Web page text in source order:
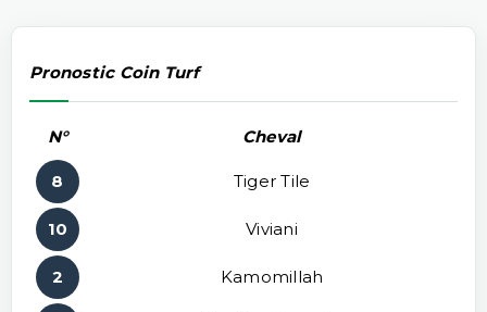
Pronostic Coin Turf
N° Cheval
8 Tiger Tile
10 Viviani
2 Kamomillah